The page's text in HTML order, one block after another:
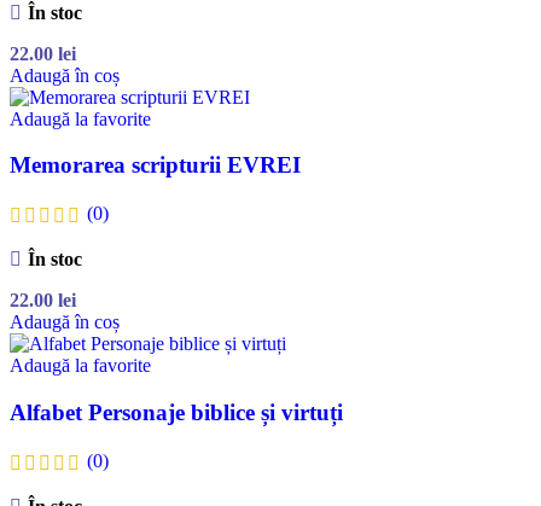
În stoc
22.00 lei
Adaugă în coș
Adaugă la favorite
Memorarea scripturii EVREI
(0)
În stoc
22.00 lei
Adaugă în coș
Adaugă la favorite
Alfabet Personaje biblice și virtuți
(0)